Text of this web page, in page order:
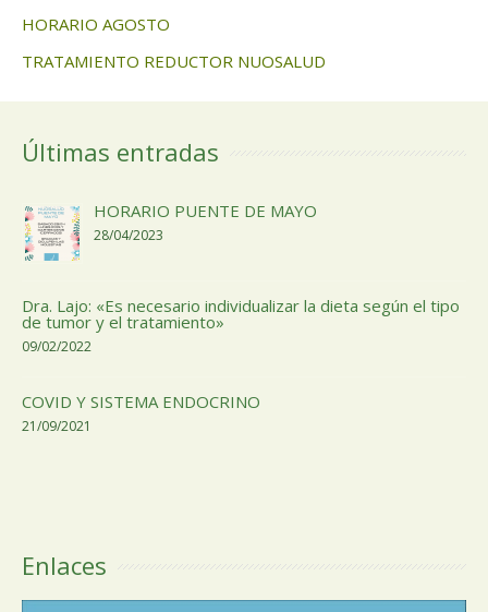
HORARIO AGOSTO
TRATAMIENTO REDUCTOR NUOSALUD
Últimas entradas
HORARIO PUENTE DE MAYO
28/04/2023
Dra. Lajo: «Es necesario individualizar la dieta según el tipo
de tumor y el tratamiento»
09/02/2022
COVID Y SISTEMA ENDOCRINO
21/09/2021
Enlaces